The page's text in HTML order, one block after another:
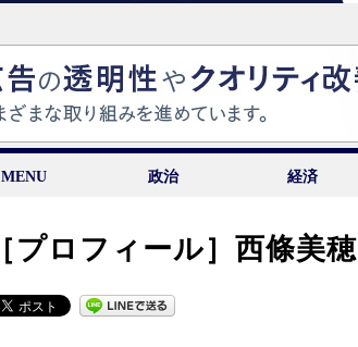
MENU 政治 経済
［プロフィール］西條美穂